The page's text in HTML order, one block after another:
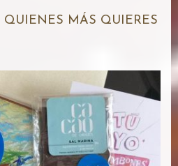
QUIENES MÁS QUIERES